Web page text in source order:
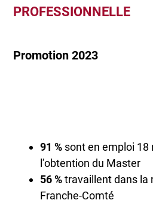
PROFESSIONNELLE
Promotion 2023
91 % sont en emploi 18
l’obtention du Master
56 %travaillent dans la
Franche-Comté